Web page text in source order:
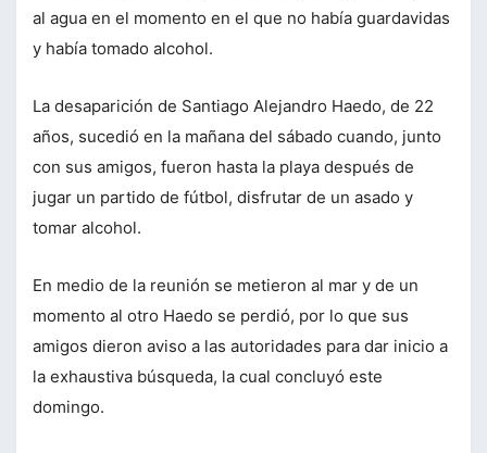
al agua en el momento en el que no había guardavidas
y había tomado alcohol.
La desaparición de Santiago Alejandro Haedo, de 22
años, sucedió en la mañana del sábado cuando, junto
con sus amigos, fueron hasta la playa después de
jugar un partido de fútbol, disfrutar de un asado y
tomar alcohol.
En medio de la reunión se metieron al mar y de un
momento al otro Haedo se perdió, por lo que sus
amigos dieron aviso a las autoridades para dar inicio a
la exhaustiva búsqueda, la cual concluyó este
domingo.